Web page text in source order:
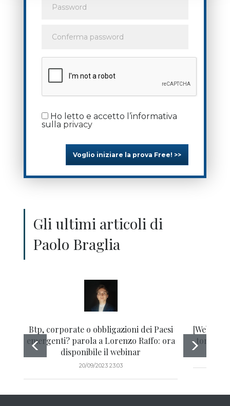
Ho letto e accetto l’informativa
sulla privacy
Voglio iniziare la prova Free! >>
Gli ultimi articoli di
Paolo Braglia
Btp, corporate o obbligazioni dei Paesi
emergenti? parola a Lorenzo Raffo: ora
disponibile il webinar
20/09/2023 23:03
torna in